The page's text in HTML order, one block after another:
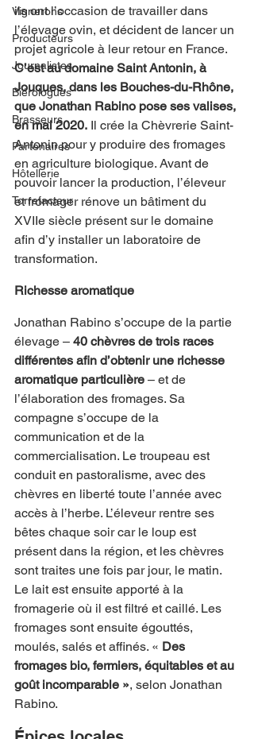
Vignerons
Producteurs
Journalistes
Biérologues
Brasseurs
Partenaires
Hôtellerie
Torrefacteur
ils ont l’occasion de travailler dans
l’élevage ovin, et décident de lancer un
projet agricole à leur retour en France.
C’est au domaine Saint Antonin, à
Jouques, dans les Bouches-du-Rhône,
que Jonathan Rabino pose ses valises,
en mai 2020. Il crée la Chèvrerie Saint-
Antonin pour y produire des fromages
en agriculture biologique. Avant de
pouvoir lancer la production, l’éleveur
et fromager rénove un bâtiment du
XVIIe siècle présent sur le domaine
afin d’y installer un laboratoire de
transformation.
Richesse aromatique
Jonathan Rabino s’occupe de la partie
élevage – 40 chèvres de trois races
différentes afin d’obtenir une richesse
aromatique particulière – et de
l’élaboration des fromages. Sa
compagne s’occupe de la
communication et de la
commercialisation. Le troupeau est
conduit en pastoralisme, avec des
chèvres en liberté toute l’année avec
accès à l’herbe. L’éleveur rentre ses
bêtes chaque soir car le loup est
présent dans la région, et les chèvres
sont traites une fois par jour, le matin.
Le lait est ensuite apporté à la
fromagerie où il est filtré et caillé. Les
fromages sont ensuite égouttés,
moulés, salés et affinés. « Des
fromages bio, fermiers, équitables et au
goût incomparable », selon Jonathan
Rabino.